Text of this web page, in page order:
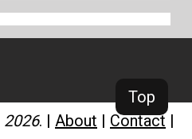
Top
2026. | About | Contact |